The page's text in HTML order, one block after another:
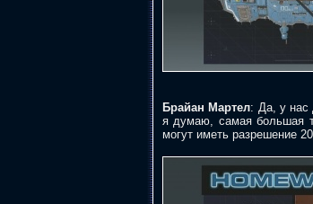
Брайан Мартел: Да, у нас
я думаю, самая большая
могут иметь разрешение